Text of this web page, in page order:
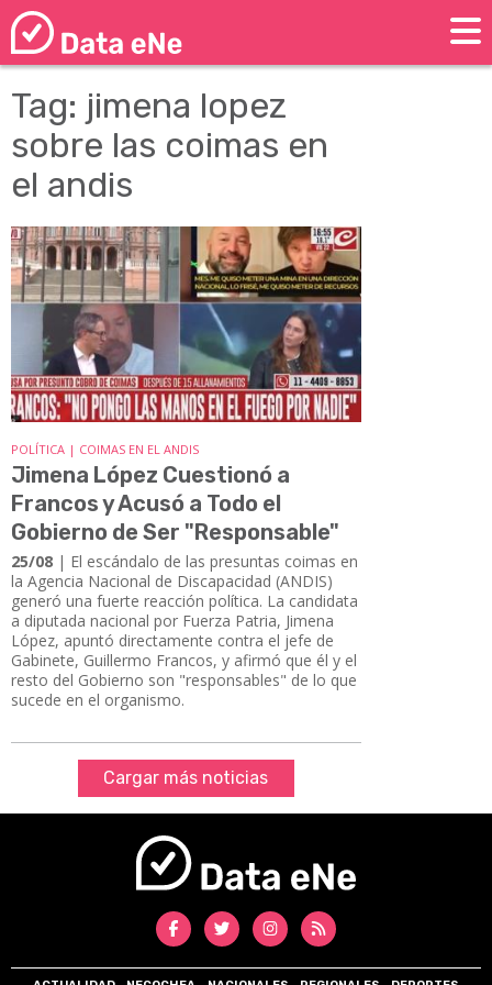
Tag: jimena lopez
sobre las coimas en
el andis
POLÍTICA | COIMAS EN EL ANDIS
Jimena López Cuestionó a
Francos y Acusó a Todo el
Gobierno de Ser "Responsable"
25/08 | ​​​​​​​El escándalo de las presuntas coimas en
la Agencia Nacional de Discapacidad (ANDIS)
generó una fuerte reacción política. La candidata
a diputada nacional por Fuerza Patria, Jimena
López, apuntó directamente contra el jefe de
Gabinete, Guillermo Francos, y afirmó que él y el
resto del Gobierno son "responsables" de lo que
sucede en el organismo.
Cargar más noticias